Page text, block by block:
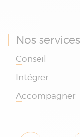
Nos services
Conseil
Intégrer
Accompagner